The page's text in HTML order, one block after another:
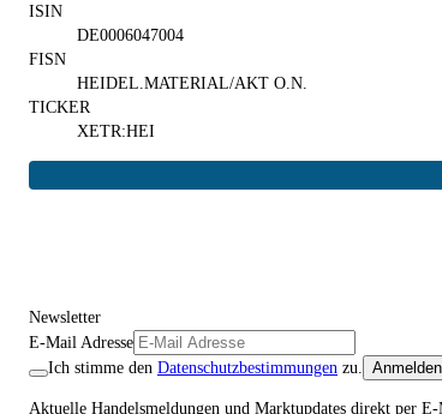
ISIN
DE0006047004
FISN
HEIDEL.MATERIAL/AKT O.N.
TICKER
XETR:HEI
Newsletter
E-Mail Adresse
Ich stimme den Datenschutzbestimmungen zu. Anmelden
Aktuelle Handelsmeldungen und Marktupdates direkt per E-